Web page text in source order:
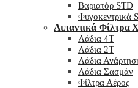
Βαριατόρ STD
Φυγοκεντρικά
Λιπαντικά Φίλτρα
Λάδια 4T
Λάδια 2T
Λάδια
Λάδια Σασμάν
Φίλτρα Αέρος